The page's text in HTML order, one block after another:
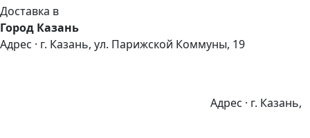
Доставка в
Город Казань
Адрес · г. Казань, ул. Парижской Коммуны, 19
Адрес · г. Казань,